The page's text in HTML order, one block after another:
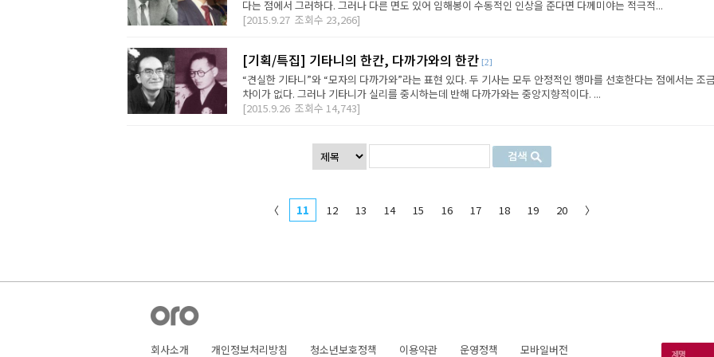
다는 점에서 그러하다. 그러나 다른 면도 있어 임해봉이 수동적인 인상을 준다면 다께미야는 적극적...
[2015.9.27 조회수 23,266]
[기획/특집] 기타니의 한칸, 다까가와의 한칸 [2]
“견실한 기타니”와 “모자의 다까가와”라는 표현 있다. 두 기사는 모두 안정적인 행마를 선호한다는 점에서는 조
차이가 없다. 그러나 기타니가 실리를 중시하는데 반해 다까가와는 중앙지향적이다. ...
[2015.9.26 조회수 14,743]
〈 11 12 13 14 15 16 17 18 19 20 〉
회사소개 개인정보처리방침 청소년보호정책 이용약관 운영정책 모바일버전